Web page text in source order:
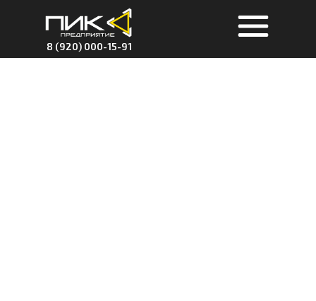
8 (920) 000-15-91